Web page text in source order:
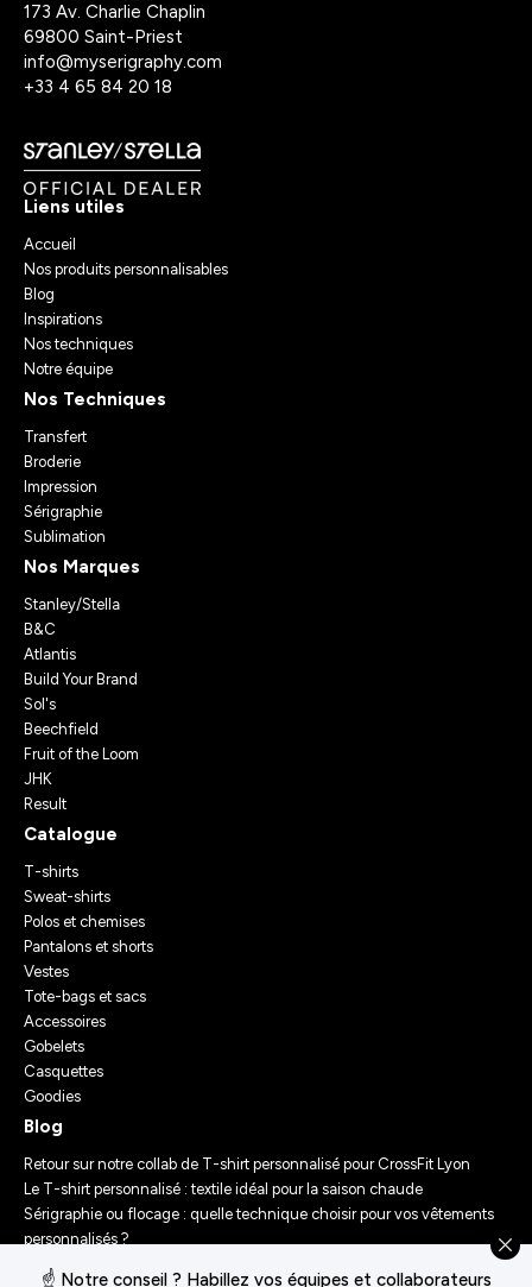
☝️ Notre conseil ? Habillez vos équipes et collaborateurs
173 Av. Charlie Chaplin
69800 Saint-Priest
info@myserigraphy.com
+33 4 65 84 20 18
Liens utiles
Accueil
Nos produits personnalisables
Blog
Inspirations
Nos techniques
Notre équipe
Nos Techniques
Transfert
Broderie
Impression
Sérigraphie
Sublimation
Nos Marques
Stanley/Stella
B&C
Atlantis
Build Your Brand
Sol's
Beechfield
Fruit of the Loom
JHK
Result
Catalogue
T-shirts
Sweat-shirts
Polos et chemises
Pantalons et shorts
Vestes
Tote-bags et sacs
Accessoires
Gobelets
Casquettes
Goodies
Blog
Retour sur notre collab de T-shirt personnalisé pour CrossFit Lyon
Le T-shirt personnalisé : textile idéal pour la saison chaude
Sérigraphie ou flocage : quelle technique choisir pour vos vêtements
personnalisés ?
Comment personnaliser des vêtements ? Nos conseils d’experts